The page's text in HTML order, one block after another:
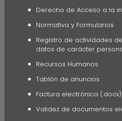
Derecho de Acceso a la
Normativa y Formularios
Registro de actividades
datos de carácter
Recursos Humanos
Tablón de anuncios
Factura electrónica (.docx)
Validez de documentos